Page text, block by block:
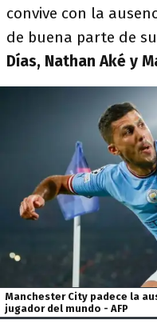
convive con la
de buena parte de
Días, Nathan Aké y
Manchester City padece la
jugador del mundo - AFP